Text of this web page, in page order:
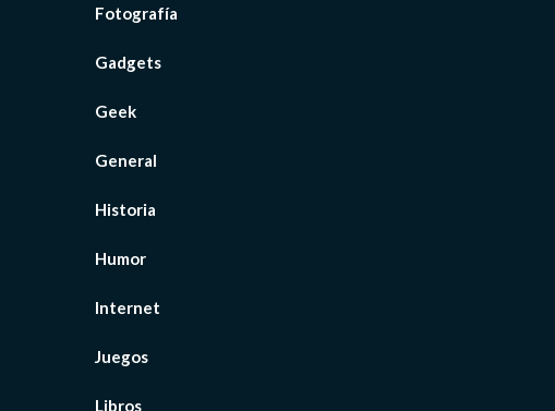
Fotografía
Gadgets
Geek
General
Historia
Humor
Internet
Juegos
Libros